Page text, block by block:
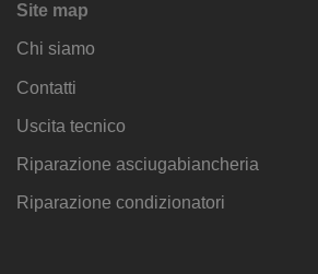
Site map
Chi siamo
Contatti
Uscita tecnico
Riparazione asciugabiancheria
Riparazione condizionatori